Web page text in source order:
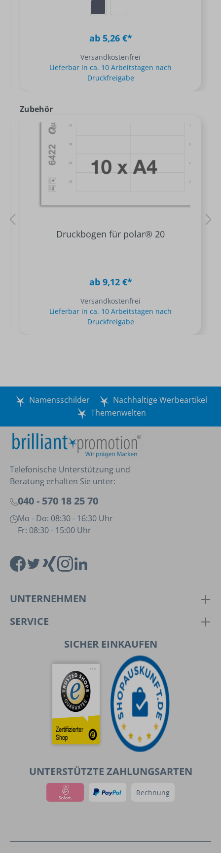
ab 5,26 €*
Versandkostenfrei
Lieferbar in ca. 10 Arbeitstagen nach
Druckfreigabe
Zubehör
Druckbogen für polar® 20
ab 9,12 €*
Versandkostenfrei
Lieferbar in ca. 10 Arbeitstagen nach
Druckfreigabe
Namensschilder
Nachhaltige Werbeartikel
Themenwelten
Telefonische Unterstützung und
Beratung erhalten Sie unter:
040 - 570 18 25 70
Mo - Do: 08:30 - 16:30 Uhr
Fr: 08:30 - 15:00 Uhr
UNTERNEHMEN
SERVICE
SICHER EINKAUFEN
UNTERSTÜTZTE ZAHLUNGSARTEN
Rechnung